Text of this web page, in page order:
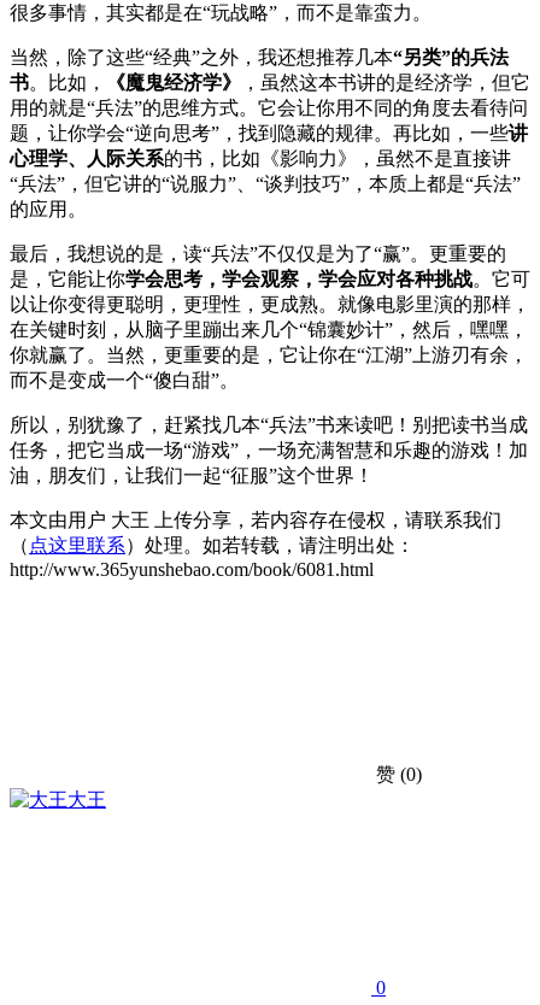
很多事情，其实都是在“玩战略”，而不是靠蛮力。
当然，除了这些“经典”之外，我还想推荐几本“另类”的兵法
书。比如， 《魔鬼经济学》
，虽然这本书讲的是经济学，但它
用的就是“兵法”的思维方式。它会让你用不同的角度去看待问
题，让你学会“逆向思考”，找到隐藏的规律。再比如，一些讲
心理学、人际关系的书，比如《影响力》，虽然不是直接讲
“兵法”，但它讲的“说服力”、“谈判技巧”，本质上都是“兵法”
的应用。
最后，我想说的是，读“兵法”不仅仅是为了“赢”。更重要的
是，它能让你学会思考，学会观察，学会应对各种挑战。它可
以让你变得更聪明，更理性，更成熟。就像电影里演的那样，
在关键时刻，从脑子里蹦出来几个“锦囊妙计”，然后，嘿嘿，
你就赢了。当然，更重要的是，它让你在“江湖”上游刃有余，
而不是变成一个“傻白甜”。
所以，别犹豫了，赶紧找几本“兵法”书来读吧！别把读书当成
任务，把它当成一场“游戏”，一场充满智慧和乐趣的游戏！加
油，朋友们，让我们一起“征服”这个世界！
本文由用户 大王 上传分享，若内容存在侵权，请联系我们
（ 点这里联系）处理。如若转载，请注明出处：
http://www.365yunshebao.com/book/6081.html
赞 (0)
大王
0